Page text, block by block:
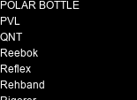
POLAR BOTTLE
PVL
QNT
Reebok
Reflex
Rehband